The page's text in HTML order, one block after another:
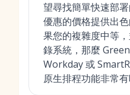
望尋找簡單快速部
優惠的價格提供出
果您的複雜度中等
錄系統，那麼
Workday 或
原生排程功能非常有